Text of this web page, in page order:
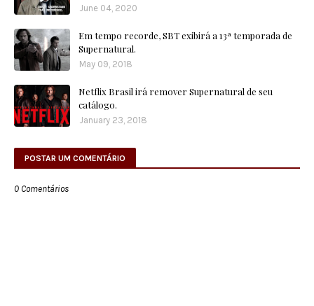
June 04, 2020
Em tempo recorde, SBT exibirá a 13ª temporada de
Supernatural.
May 09, 2018
Netflix Brasil irá remover Supernatural de seu
catálogo.
January 23, 2018
POSTAR UM COMENTÁRIO
0 Comentários